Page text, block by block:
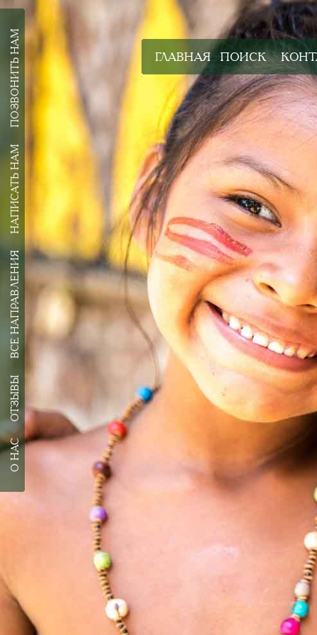
ГЛАВНАЯ ПОИСК
ПОЗВОНИТЬ НАМ
НАПИСАТЬ НАМ
ВСЕ НАПРАВЛЕНИЯ
ОТЗЫВЫ
О НАС